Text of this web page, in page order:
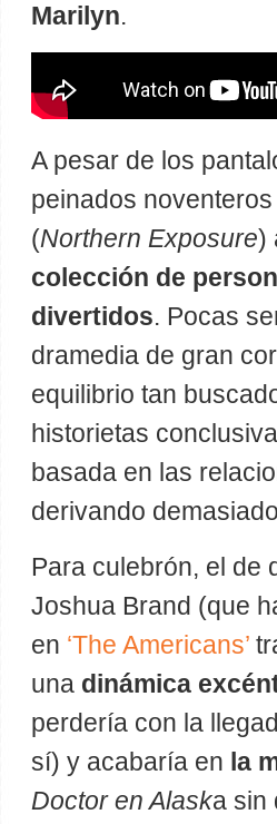
Marilyn.
A pesar de los
peinados noventeros
(Northern Exposure)
colección de
divertidos. Pocas
dramedia de gran
equilibrio tan
historietas
basada en las
derivando
Para culebrón, el de
Joshua Brand (que
en ‘The Americans’
una dinámica
perdería con la
sí) y acabaría en la
Doctor en Alaska sin